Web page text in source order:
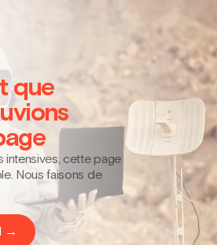
que
intensives, cette page
Nous faisons de
→